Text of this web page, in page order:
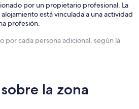
a la izquierda) Twin que comparte
al lado de la casa
/ grande con baño / doble lavabo
a izquierda) Doble con baño grande /
la casa
a derecha) Doble e individual con
grande con vistas a la piscina.
por un propietario profesional. La
está vinculada a una actividad
profesión.
por cada persona adicional, según la
la zona